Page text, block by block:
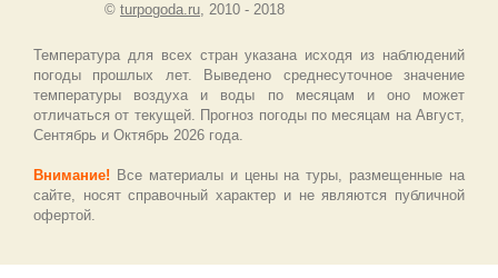
© turpogoda.ru, 2010 - 2018
Температура для всех стран указана исходя из наблюдений
погоды прошлых лет. Выведено среднесуточное значение
температуры воздуха и воды по месяцам и оно может
отличаться от текущей. Прогноз погоды по месяцам на Август,
Сентябрь и Октябрь 2026 года.
Внимание! Все материалы и цены на туры, размещенные на
сайте, носят справочный характер и не являются публичной
офертой.